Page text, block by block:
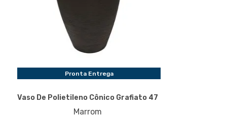
Pronta Entrega
Vaso De Polietileno Cônico Grafiato 47
Marrom